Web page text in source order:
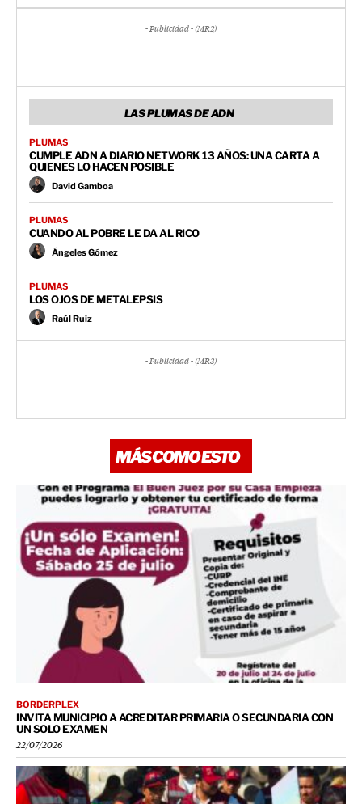
- Publicidad - (MR2)
LAS PLUMAS DE ADN
PLUMAS
CUMPLE ADN A DIARIO NETWORK 13 AÑOS: UNA CARTA A
QUIENES LO HACEN POSIBLE
David Gamboa
PLUMAS
CUANDO AL POBRE LE DA AL RICO
Ángeles Gómez
PLUMAS
LOS OJOS DE METALEPSIS
Raúl Ruiz
- Publicidad - (MR3)
MÁS COMO ESTO
BORDERPLEX
INVITA MUNICIPIO A ACREDITAR PRIMARIA O SECUNDARIA CON
UN SOLO EXAMEN
22/07/2026